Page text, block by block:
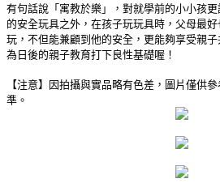
有句話說「寓教於樂」，對就學前的小小孩
的安全玩具之外，在孩子玩玩具時，父母最
玩，不但能兼顧到他的安全，更能夠享受親
為日後的親子教育打下良性基礎喔！
【注意】因拍攝與實品略有色差，圖片僅供
準。